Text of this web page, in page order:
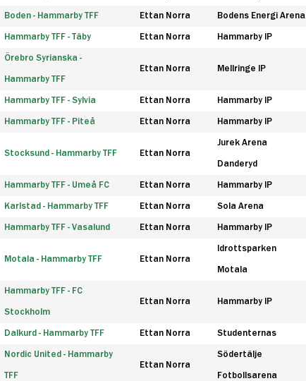
Boden - Hammarby TFF Ettan Norra Bodens Energi Arena
Hammarby TFF - Täby Ettan Norra Hammarby IP
Örebro Syrianska -
Hammarby TFF
Ettan Norra Mellringe IP
Hammarby TFF - Sylvia Ettan Norra Hammarby IP
Hammarby TFF - Piteå Ettan Norra Hammarby IP
Stocksund - Hammarby TFF Ettan Norra
Jurek Arena
Danderyd
Hammarby TFF - Umeå FC Ettan Norra Hammarby IP
Karlstad - Hammarby TFF Ettan Norra Sola Arena
Hammarby TFF - Vasalund Ettan Norra Hammarby IP
Motala - Hammarby TFF Ettan Norra
Idrottsparken
Motala
Hammarby TFF - FC
Stockholm
Ettan Norra Hammarby IP
Dalkurd - Hammarby TFF Ettan Norra Studenternas
Nordic United - Hammarby
TFF
Ettan Norra
Södertälje
Fotbollsarena